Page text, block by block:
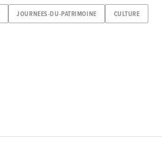
JOURNEES-DU-PATRIMOINE CULTURE